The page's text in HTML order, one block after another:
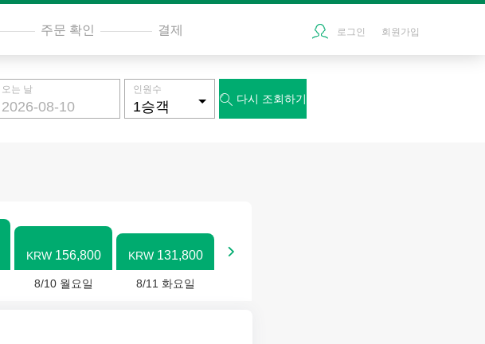
주문 확인 결제 로그인 회원가입
오는 날 인원수
 다시 조회하기
KRW 156,800
8/10 월요일
KRW 131,800
8/11 화요일
